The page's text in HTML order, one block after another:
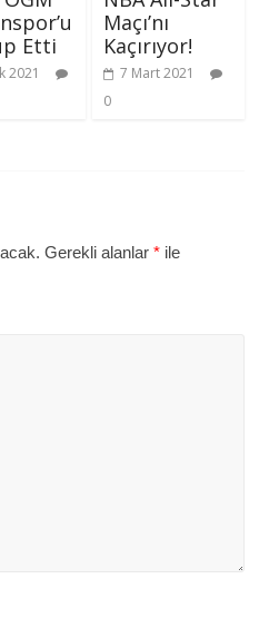
Etti
2021
Maçı’nı
Kaçırıyor!
7 Mart 2021
0
Gerekli alanlar* ile